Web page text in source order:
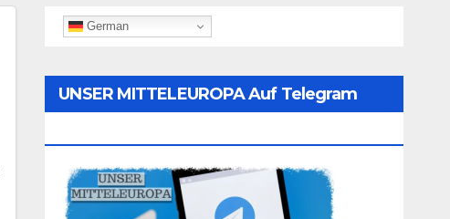
German
UNSER MITTELEUROPA Auf Telegram